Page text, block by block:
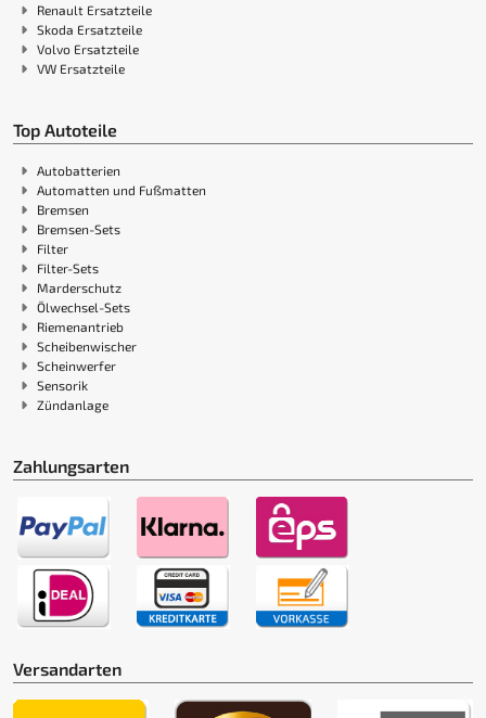
Renault Ersatzteile
Skoda Ersatzteile
Volvo Ersatzteile
VW Ersatzteile
Top Autoteile
Autobatterien
Automatten und Fußmatten
Bremsen
Bremsen-Sets
Filter
Filter-Sets
Marderschutz
Ölwechsel-Sets
Riemenantrieb
Scheibenwischer
Scheinwerfer
Sensorik
Zündanlage
Zahlungsarten
Versandarten